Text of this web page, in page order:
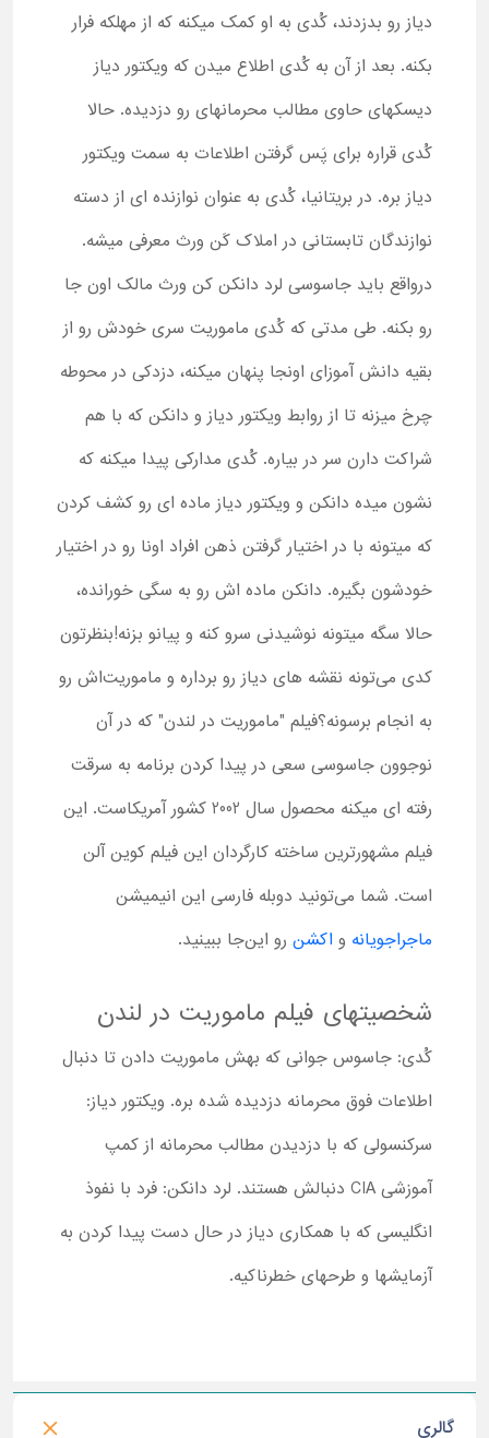
دیاز رو بدزدند، کُدی به او کمک می­کنه که از مهلکه فرار
بکنه. بعد از آن به کُدی اطلاع می­دن که ویکتور دیاز
دیسک­های حاوی مطالب محرمانه­ای رو دزدیده. حالا
کُدی قراره برای پَس گرفتن اطلاعات به سمت ویکتور
دیاز بره. در بریتانیا، کُدی به عنوان نوازنده­ ای از دسته
نوازندگان تابستانی در املاک کَن ورث معرفی می­شه.
درواقع باید جاسوسی لرد دانکن کن ورث مالک اون جا
رو بکنه. طی مدتی که کُدی ماموریت سری خودش رو از
بقیه دانش آموزای اونجا پنهان می­کنه، دزدکی در محوطه
چرخ می­زنه تا از روابط ویکتور دیاز و دانکن که با هم
شراکت دارن سر در بیاره. کُدی مدارکی پیدا می­کنه که
نشون می­ده دانکن و ویکتور دیاز ماده­ ای رو کشف کردن
که می­تونه با در اختیار گرفتن ذهن افراد اونا رو در اختیار
خودشون بگیره. دانکن ماده اش رو به سگی خورانده،
حالا سگه می­تونه نوشیدنی سرو کنه و پیانو بزنه!بنظرتون
کدی می‌تونه نقشه های دیاز رو برداره و ماموریت‌اش رو
به انجام برسونه؟فیلم "ماموریت در لندن" که در آن
نوجوون جاسوسی سعی در پیدا کردن برنامه­ به سرقت
رفته­ ای میکنه محصول سال 2002 کشور آمریکاست. این
فیلم مشهورترین ساخته کارگردان این فیلم کوین آلن
است. شما می‌تونید دوبله فارسی این انیمیشن
ماجراجویانه و اکشن رو این‌جا ببینید.
شخصیت­های فیلم ماموریت در لندن
کُدی: جاسوس جوانی که بهش ماموریت دادن تا دنبال
اطلاعات فوق محرمانه دزدیده شده بره. ویکتور دیاز:
سرکنسولی که با دزدیدن مطالب محرمانه از کمپ
آموزشی CIA دنبالش هستند. لرد دانکن: فرد با نفوذ
انگلیسی که با همکاری دیاز در حال دست پیدا کردن به
آزمایشها و طرح­های خطرناکیه.
گالری